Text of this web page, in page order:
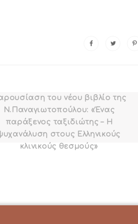
του νέου βιβλίο της
Ν.Παναγιωτοπούλου: «Ένας
παράξενος ταξιδιώτης – Η
στους Ελληνικούς
κλινικούς θεσμούς»